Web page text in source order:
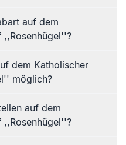
auf dem
dem Katholischer
möglich?
auf dem